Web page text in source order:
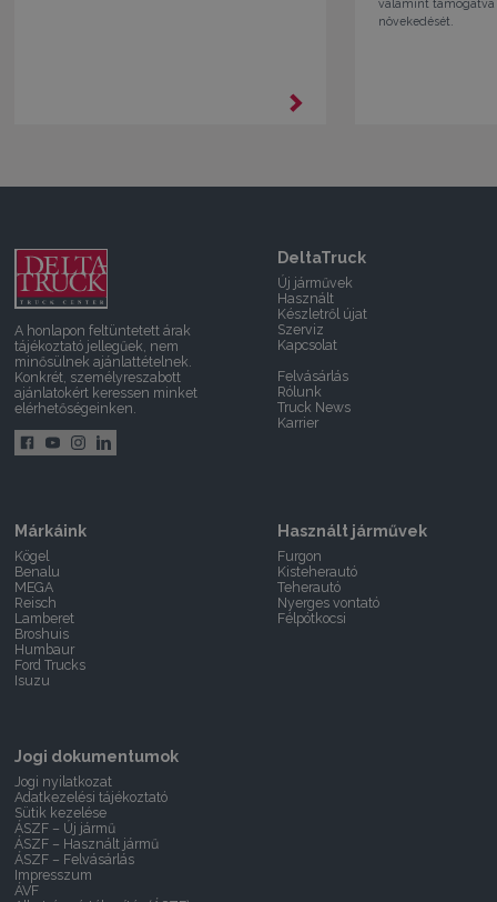
valamint támogatva
növekedését.
A honlapon feltüntetett árak
tájékoztató jellegűek, nem
minősülnek ajánlattételnek.
Konkrét, személyreszabott
ajánlatokért keressen minket
elérhetőségeinken.
DeltaTruck
Új járművek
Használt
Készletről újat
Szerviz
Kapcsolat
Felvásárlás
Rólunk
Truck News
Karrier
Márkáink
Kögel
Benalu
MEGA
Reisch
Lamberet
Broshuis
Humbaur
Ford Trucks
Isuzu
Használt járművek
Furgon
Kisteherautó
Teherautó
Nyerges vontató
Félpótkocsi
Jogi dokumentumok
Jogi nyilatkozat
Adatkezelési tájékoztató
Sütik kezelése
ÁSZF – Új jármű
ÁSZF – Használt jármű
ÁSZF – Felvásárlás
Impresszum
ÁVF